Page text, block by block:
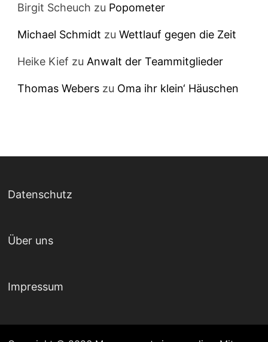
Birgit Scheuch zu Popometer
Michael Schmidt zuWettlauf gegen die Zeit
Heike Kief zu Anwalt der Teammitglieder
Thomas Webers zu Oma ihr klein‘ Häuschen
Datenschutz
Über uns
Impressum